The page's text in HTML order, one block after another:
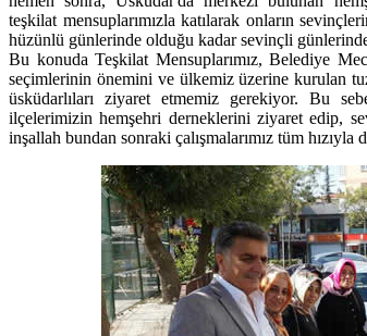
teşkilat mensuplarımızla katılarak onların
hüzünlü günlerinde olduğu kadar sevinçli
Bu konuda Teşkilat Mensuplarımız, Belediye
seçimlerinin önemini ve ülkemiz üzerine kurulan
üsküdarlıları ziyaret etmemiz gerekiyor. Bu
ilçelerimizin hemşehri derneklerini ziyaret edip,
inşallah bundan sonraki çalışmalarımız tüm hızıyla